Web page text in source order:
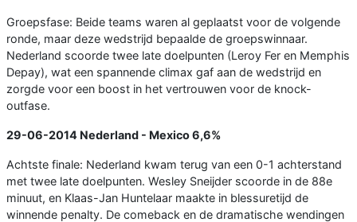
Groepsfase: Beide teams waren al geplaatst voor de volgende
ronde, maar deze wedstrijd bepaalde de groepswinnaar.
Nederland scoorde twee late doelpunten (Leroy Fer en Memphis
Depay), wat een spannende climax gaf aan de wedstrijd en
zorgde voor een boost in het vertrouwen voor de knock-
outfase.
29-06-2014 Nederland - Mexico6,6%
Achtste finale: Nederland kwam terug van een 0-1 achterstand
met twee late doelpunten. Wesley Sneijder scoorde in de 88e
minuut, en Klaas-Jan Huntelaar maakte in blessuretijd de
winnende penalty. De comeback en de dramatische wendingen